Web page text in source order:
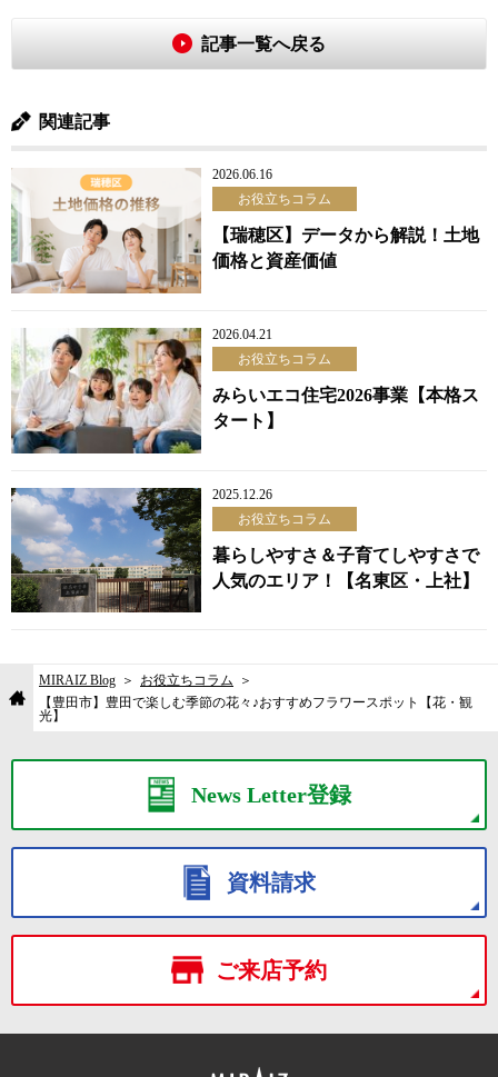
記事一覧へ戻る
関連記事
2026.06.16
お役立ちコラム
【瑞穂区】データから解説！土地
価格と資産価値
2026.04.21
お役立ちコラム
みらいエコ住宅2026事業【本格ス
タート】
2025.12.26
お役立ちコラム
暮らしやすさ＆子育てしやすさで
人気のエリア！【名東区・上社】
MIRAIZ Blog
お役立ちコラム
【豊田市】豊田で楽しむ季節の花々♪おすすめフラワースポット【花・観
光】
News Letter登録
資料請求
ご来店予約